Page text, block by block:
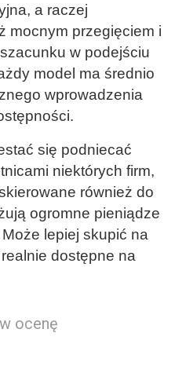
a raczej
mocnym przegięciem i
w podejściu
model ma średnio
wprowadzenia
się podniecać
niektórych firm,
również do
ogromne pieniądze
lepiej skupić na
dostępne na
ocenę